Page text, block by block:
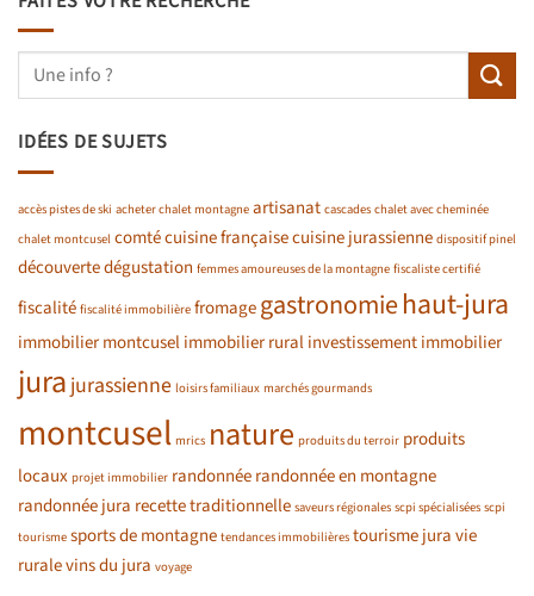
IDÉES DE SUJETS
accès pistes de ski acheter chalet montagne artisanat cascades chalet avec cheminée
chalet montcusel comtécuisine françaisecuisine jurassienne dispositif pinel
découvertedégustation femmes amoureuses de la montagne fiscaliste certifié
fiscalité fiscalité immobilière fromagegastronomiehaut-jura
immobilier montcuselimmobilier ruralinvestissement immobilier
jura jurassienne loisirs familiaux marchés gourmands
montcusel mrics nature produits du terroir produits
locaux projet immobilier randonnéerandonnée en montagne
randonnée jura recette traditionnelle saveurs régionales scpi spécialisées scpi
tourisme sports de montagne tendances immobilières tourisme juravie
ruralevins du jura voyage